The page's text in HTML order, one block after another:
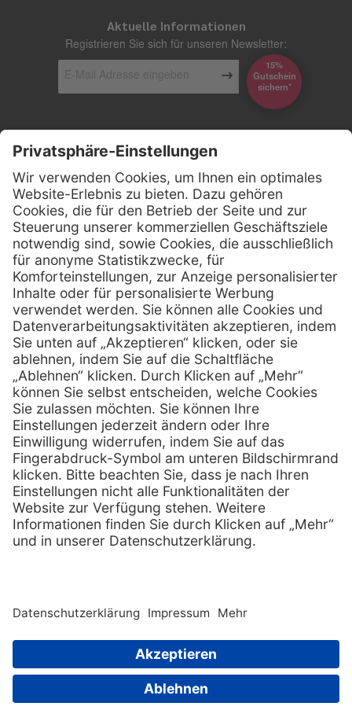
Aktuelle Informationen
Registrieren Sie sich für unseren Newsletter:
15%
Gutschein
*sichern
Kontakt
Firmensitz
Henry Schein Medical GmbH
Alt-Moabit 96 b
D-10559 Berlin
Telefon: 0800 - 888 777 6
Telefax: 0800 - 888 777 8
E-Mail: info @ henryschein-med.de
Services
Fernwartung
Vorteile
Eigenmarke
Leasing
Techn. Service
Kataloge
Hilfe
FAQs
Kontakt
Lob & Kritik
Außendienst
Retoure
E-Rechnung
Zertifikat Rechtliches